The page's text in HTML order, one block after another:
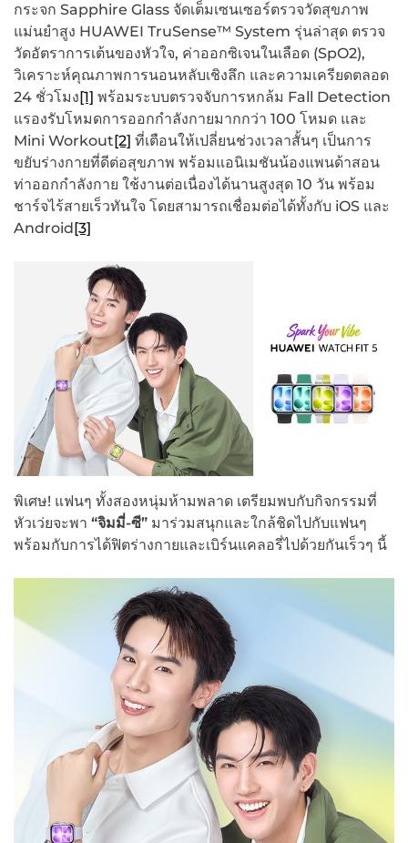
กระจก Sapphire Glass จัดเต็มเซนเซอร์ตรวจวัดสุขภาพ
แม่นยำสูง HUAWEI TruSense™ System รุ่นล่าสุด ตรวจ
วัดอัตราการเต้นของหัวใจ, ค่าออกซิเจนในเลือด (SpO2),
วิเคราะห์คุณภาพการนอนหลับเชิงลึก และความเครียดตลอด
24 ชั่วโมง[1] พร้อมระบบตรวจจับการหกล้ม Fall Detection
แรองรับโหมดการออกกำลังกายมากกว่า 100 โหมด และ
Mini Workout[2] ที่เตือนให้เปลี่ยนช่วงเวลาสั้นๆ เป็นการ
ขยับร่างกายที่ดีต่อสุขภาพ พร้อมแอนิเมชันน้องแพนด้าสอน
ท่าออกกำลังกาย ใช้งานต่อเนื่องได้นานสูงสุด 10 วัน พร้อม
ชาร์จไร้สายเร็วทันใจ โดยสามารถเชื่อมต่อได้ทั้งกับ iOS และ
Android [3]
พิเศษ! แฟนๆ ทั้งสองหนุ่มห้ามพลาด เตรียมพบกับกิจกรรมที่
หัวเว่ยจะพา “จิมมี่-ซี” มาร่วมสนุกและใกล้ชิดไปกับแฟนๆ
พร้อมกับการได้ฟิตร่างกายและเบิร์นแคลอรี่ไปด้วยกันเร็วๆ นี้